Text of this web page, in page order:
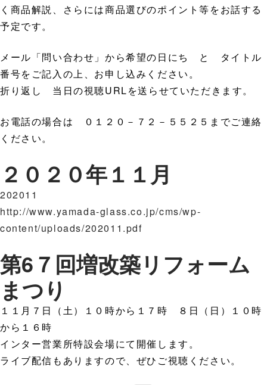
く商品解説、さらには商品選びのポイント等をお話する
予定です。
メール「問い合わせ」から希望の日にち と タイトル
番号をご記入の上、お申し込みください。
折り返し 当日の視聴URLを送らせていただきます。
お電話の場合は ０１２０－７２－５５２５までご連絡
ください。
２０２０年１１月
202011
http://www.yamada-glass.co.jp/cms/wp-
content/uploads/202011.pdf
第6７回増改築リフォーム
まつり
１１月７日（土）１０時から１７時 ８日（日）１０時
から１６時
インター営業所特設会場にて開催します。
ライブ配信もありますので、ぜひご視聴ください。